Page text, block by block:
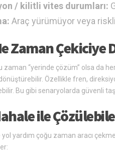
/ kilitli vites durumları:
Araç yürümüyor veya
Zaman Çekiciye
zaman “yerinde çözüm” olsa da
Özellikle fren,
Bu gibi senaryolarda güvenli
ile
yardım çoğu zaman aracı